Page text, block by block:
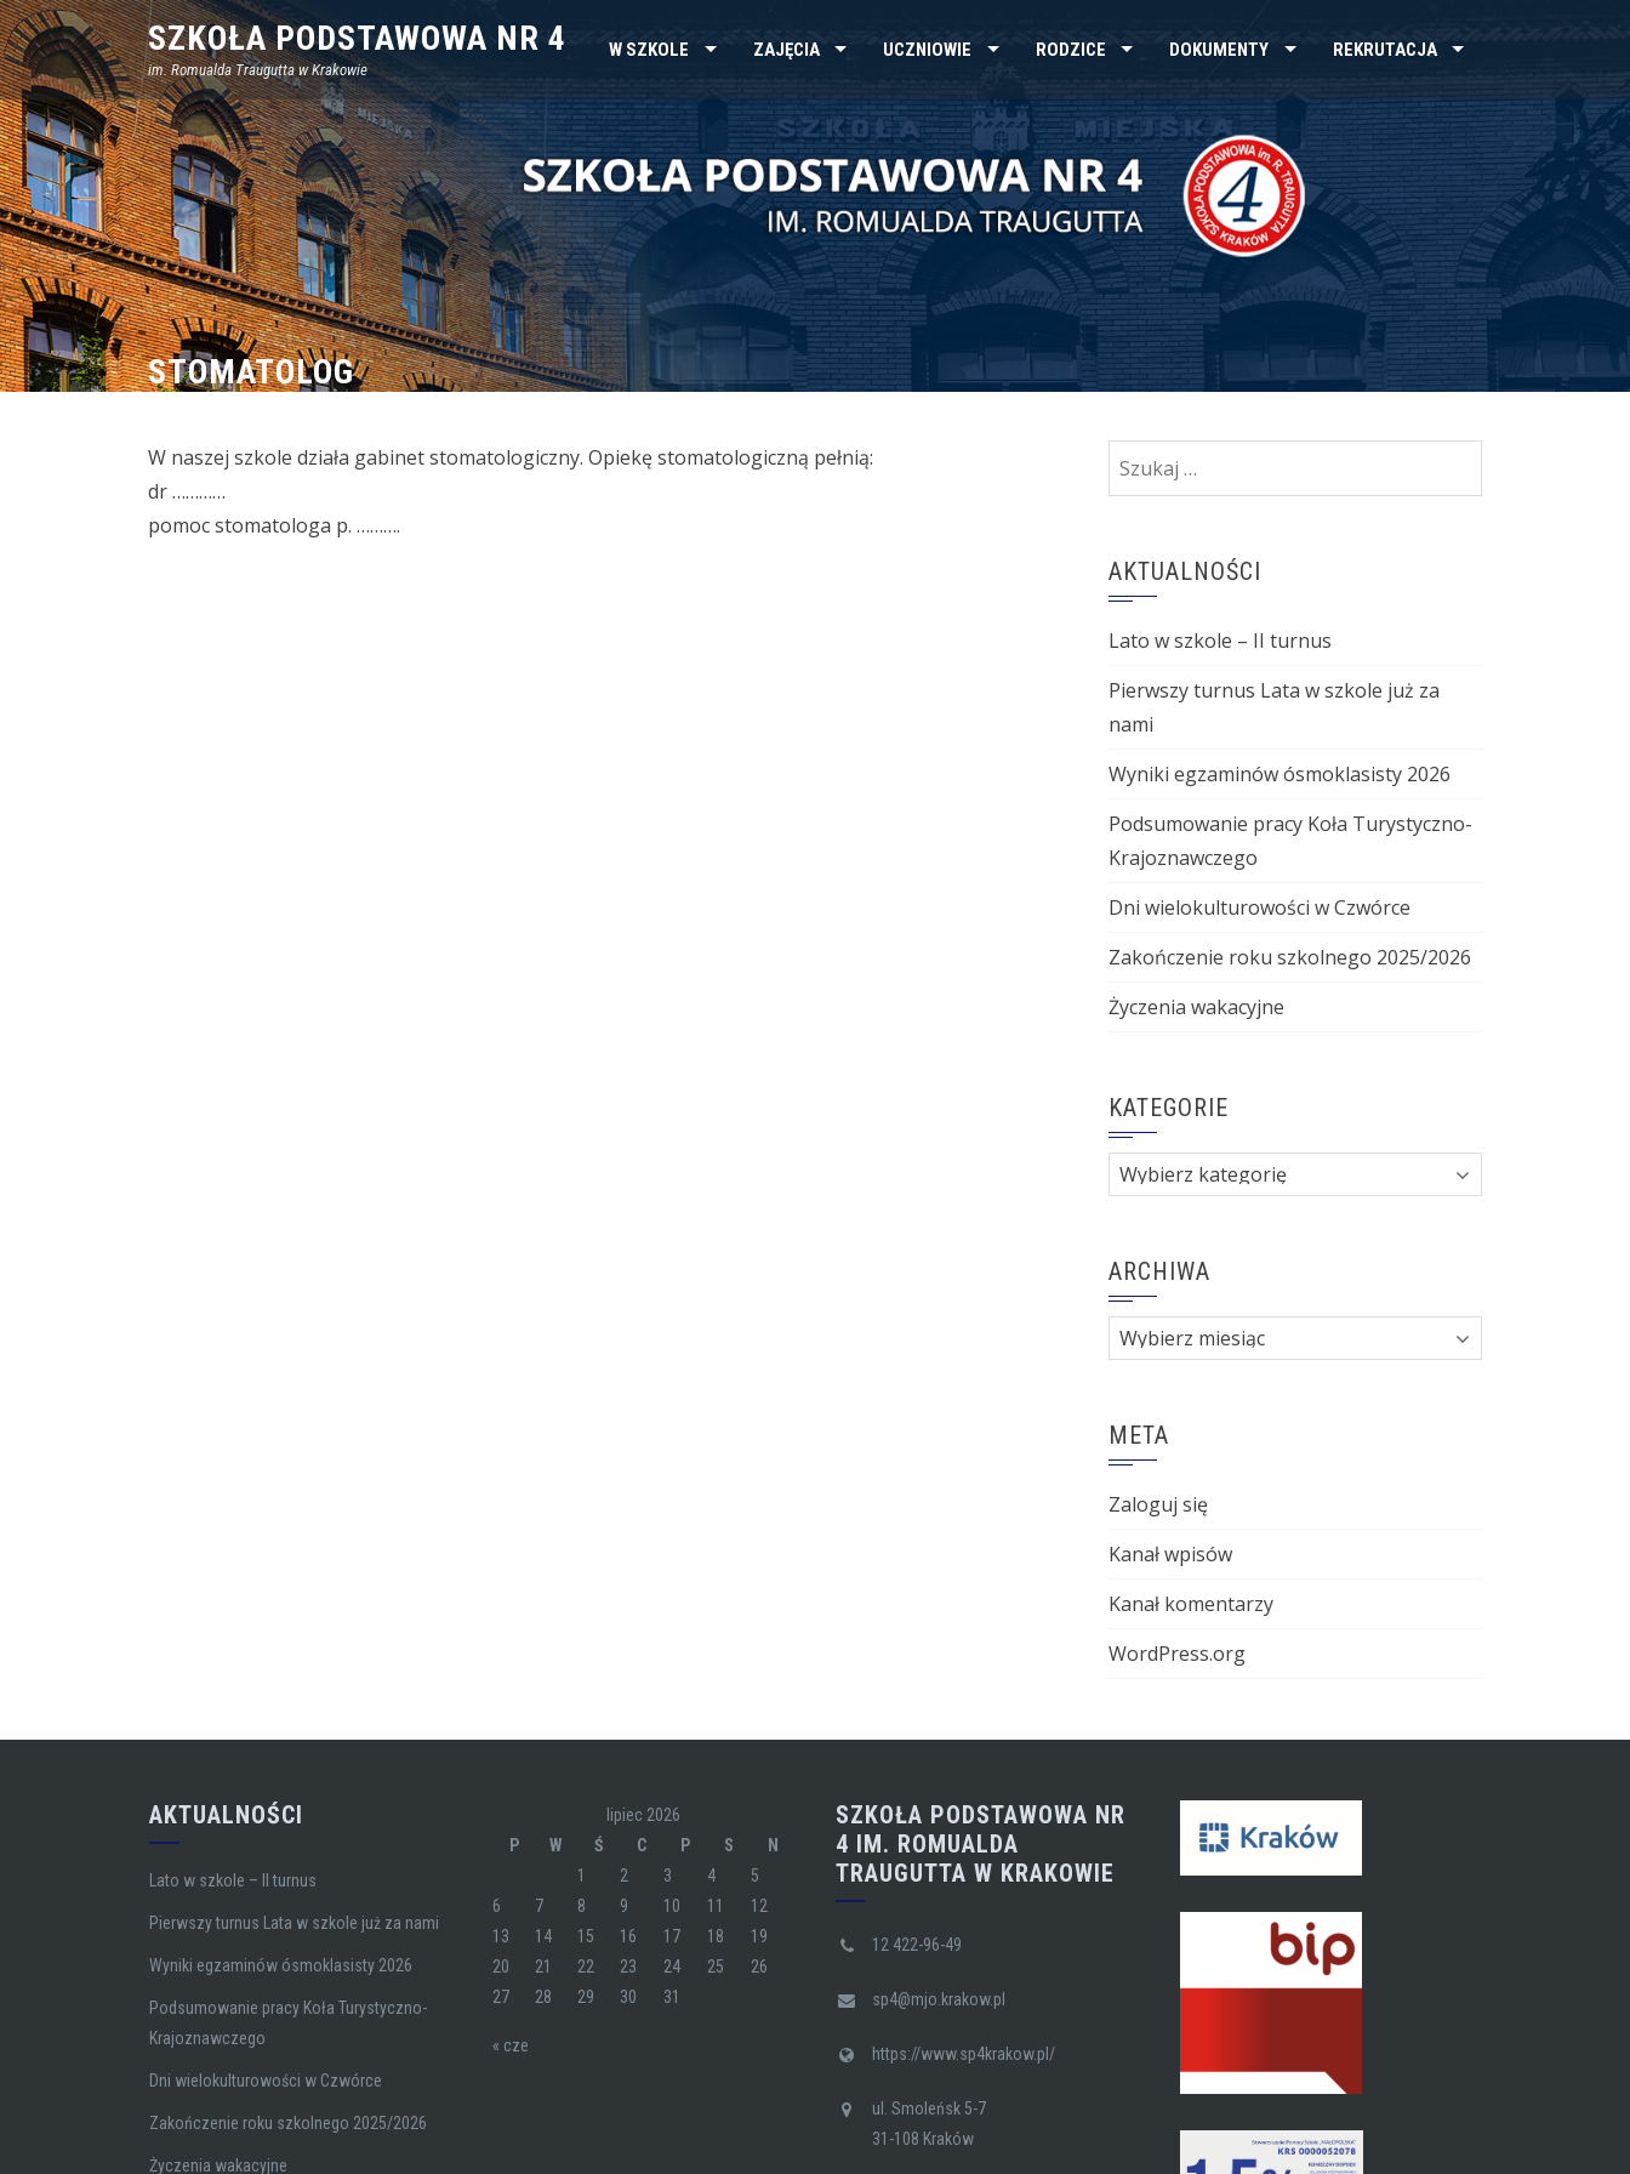
Skip
to
content
SZKOŁA PODSTAWOWA NR 4
im. Romualda Traugutta w Krakowie
W SZKOLE ZAJĘCIA UCZNIOWIE RODZICE DOKUMENTY REKRUTACJA
STOMATOLOG
W naszej szkole działa gabinet stomatologiczny. Opiekę stomatologiczną pełnią:
dr …………
pomoc stomatologa p. ……….
Szukaj:
AKTUALNOŚCI
Lato w szkole – II turnus
Pierwszy turnus Lata w szkole już za
nami
Wyniki egzaminów ósmoklasisty 2026
Podsumowanie pracy Koła Turystyczno-
Krajoznawczego
Dni wielokulturowości w Czwórce
Zakończenie roku szkolnego 2025/2026
Życzenia wakacyjne
KATEGORIE
Kategorie
ARCHIWA
Archiwa
META
Zaloguj się
Kanał wpisów
Kanał komentarzy
WordPress.org
AKTUALNOŚCI
Lato w szkole – II turnus
Pierwszy turnus Lata w szkole już za nami
Wyniki egzaminów ósmoklasisty 2026
Podsumowanie pracy Koła Turystyczno-
Krajoznawczego
Dni wielokulturowości w Czwórce
Zakończenie roku szkolnego 2025/2026
Życzenia wakacyjne
lipiec 2026
P
W Ś C P S
N
1
2 3 4
5
6
7 8 9 10 11
12
13
14 15 16 17 18
19
20
21 22 23 24 25
26
27
28 29 30 31
« cze
SZKOŁA PODSTAWOWA NR
4 IM. ROMUALDA
TRAUGUTTA W KRAKOWIE
12 422-96-49
sp4@mjo.krakow.pl
https://www.sp4krakow.pl/
ul. Smoleńsk 5-7
31-108 Kraków